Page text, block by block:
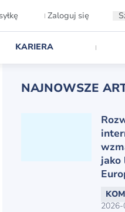
Zaloguj się
KARIERA
NAJNOWSZE
jako